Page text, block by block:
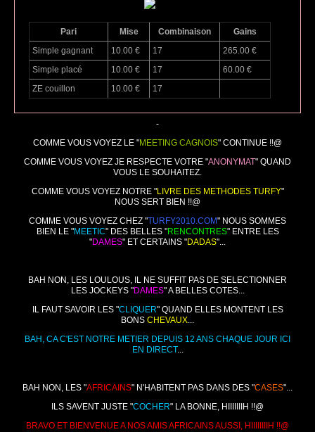
Pari Mise Combinaison
Gains
Simple gagnant
10.00 € 17
265.00 €
Simple placé
10.00 € 17
60.00 €
ZE couillon
10.00 € 17
-
COMME VOUS VOYEZ LE "MEETING CAGNOIS" CONTINUE !!@
COMME VOUS VOYEZ JE RESPECTE VOTRE "ANONYMAT" QUAND
VOUS LE SOUHAITEZ.
COMME VOUS VOYEZ NOTRE "LIVRE DES METHODES TURFY"
NOUS SERT BIEN !!@
COMME VOUS VOYEZ CHEZ "TURFY2010.COM" NOUS SOMMES
BIEN LE "MEETIC" DES BELLES "RENCONTRES" ENTRE LES
"DAMES" ET CERTAINS "DADAS"...
BAH NON, LES LOULOUS, IL NE SUFFIT PAS DE SELECTIONNER
LES JOCKEYS "DAMES" A BELLES COTES...
IL FAUT SAVOIR LES "CLIQUER" QUAND ELLES MONTENT LES
BONS CHEVAUX...
BAH, CA C'EST NOTRE METIER DEPUIS 12 ANS CHAQUE JOUR ICI
EN DIRECT...
BAH NON, LES "AFRICAINS" N'HABITENT PAS DANS DES "CASES"...
ILS SAVENT JUSTE "COCHER" LA BONNE, HIIIIIIIH !!@
BRAVO ET BIENVENUE A NOS AMIS AFRICAINS AUSSI, HIIIIIIIIH !!@